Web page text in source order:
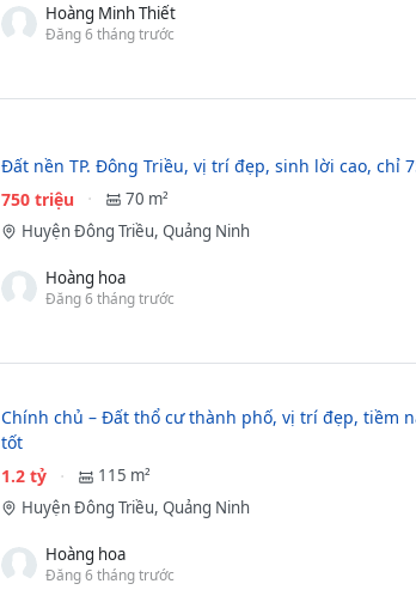
Hoàng Minh Thiết
Đăng 6 tháng trước
Đất nền TP. Đông Triều, vị trí đẹp, sinh lời cao, chỉ
750 triệu
70 m²
Huyện Đông Triều, Quảng Ninh
Hoàng hoa
Đăng 6 tháng trước
Chính chủ – Đất thổ cư thành phố, vị trí đẹp, tiềm
tốt
1.2 tỷ
115 m²
Huyện Đông Triều, Quảng Ninh
Hoàng hoa
Đăng 6 tháng trước